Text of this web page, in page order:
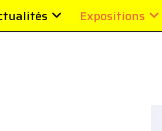
Expositions